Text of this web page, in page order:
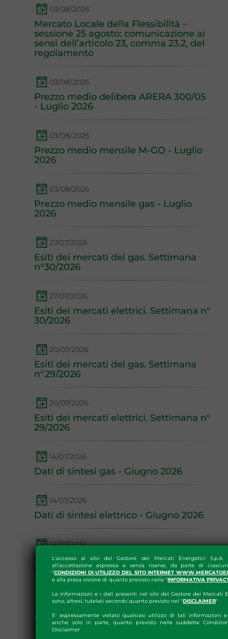
L'accesso al sito del Gestore dei Mercati Energetici S.p.A.
all'accettazione espressa e senza riserve, da parte di
"CONDIZIONI DI UTILIZZO DEL SITO INTERNET
e alla presa visione di quanto previsto nella "INFORMATIVA
Le informazioni e i dati presenti nel sito del Gestore dei Mercati
sono, altresì, tutelati secondo quanto previsto nel "DISCLAIMER"
E' espressamente vietato qualsiasi utilizzo di tali informazioni
anche solo in parte, quanto previsto nelle suddette
Disclaimer
03/08/2026
Mercato Locale della Flessibilità –
sessione 25 agosto: comunicazione ai
sensi dell’articolo 23, comma 23.2, del
regolamento
03/08/2026
Prezzo medio delibera ARERA 300/05
- Luglio 2026
03/08/2026
Prezzo medio mensile M-GO - Luglio
2026
03/08/2026
Prezzo medio mensile gas - Luglio
2026
27/07/2026
Esiti dei mercati del gas. Settimana
n°30/2026
27/07/2026
Esiti dei mercati elettrici. Settimana n°
30/2026
20/07/2026
Esiti dei mercati del gas. Settimana
n°29/2026
20/07/2026
Esiti dei mercati elettrici. Settimana n°
29/2026
14/07/2026
Dati di sintesi gas - Giugno 2026
14/07/2026
Dati di sintesi elettrico - Giugno 2026
14/07/2026
Online il numero 205 della Newsletter
del GME
13/07/2026
Esiti dei mercati del gas. Settimana
n°28/2026